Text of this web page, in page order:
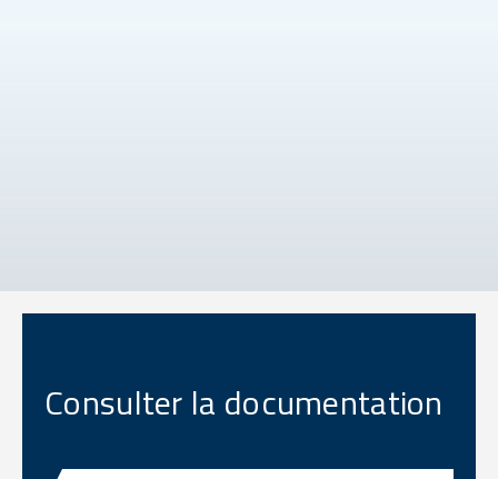
Consulter la documentation